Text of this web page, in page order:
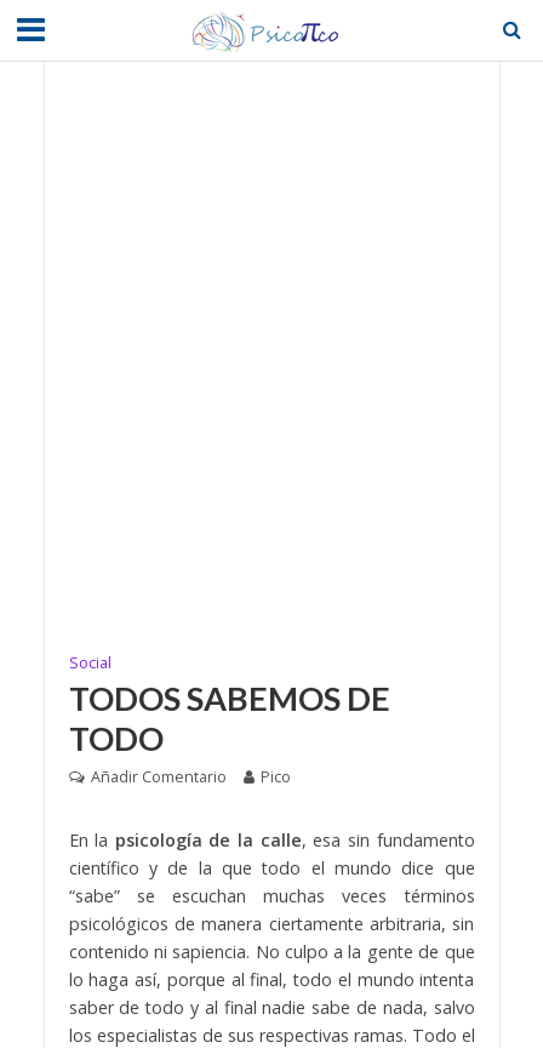
Social
TODOS SABEMOS DE
TODO
Añadir Comentario Pico
En la psicología de la calle, esa sin fundamento
científico y de la que todo el mundo dice que
“sabe” se escuchan muchas veces términos
psicológicos de manera ciertamente arbitraria, sin
contenido ni sapiencia. No culpo a la gente de que
lo haga así, porque al final, todo el mundo intenta
saber de todo y al final nadie sabe de nada, salvo
los especialistas de sus respectivas ramas. Todo el